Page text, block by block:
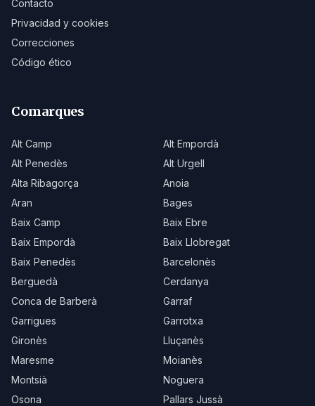
Contacto
Privacidad y cookies
Correcciones
Código ético
Comarques
Alt Camp
Alt Empordà
Alt Penedès
Alt Urgell
Alta Ribagorça
Anoia
Aran
Bages
Baix Camp
Baix Ebre
Baix Empordà
Baix Llobregat
Baix Penedès
Barcelonès
Berguedà
Cerdanya
Conca de Barberà
Garraf
Garrigues
Garrotxa
Gironès
Lluçanès
Maresme
Moianès
Montsià
Noguera
Osona
Pallars Jussà